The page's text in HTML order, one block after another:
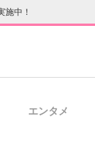
施中！
エンタメ